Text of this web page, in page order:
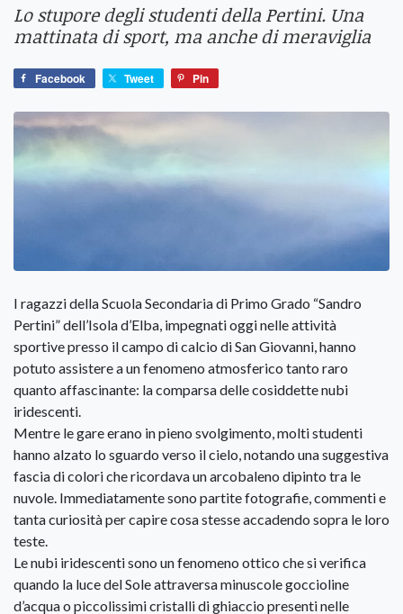
Lo stupore degli studenti della Pertini. Una
mattinata di sport, ma anche di meraviglia
Facebook Tweet Pin
I ragazzi della Scuola Secondaria di Primo Grado “Sandro
Pertini” dell’Isola d’Elba, impegnati oggi nelle attività
sportive presso il campo di calcio di San Giovanni, hanno
potuto assistere a un fenomeno atmosferico tanto raro
quanto affascinante: la comparsa delle cosiddette nubi
iridescenti.
Mentre le gare erano in pieno svolgimento, molti studenti
hanno alzato lo sguardo verso il cielo, notando una suggestiva
fascia di colori che ricordava un arcobaleno dipinto tra le
nuvole. Immediatamente sono partite fotografie, commenti e
tanta curiosità per capire cosa stesse accadendo sopra le loro
teste.
Le nubi iridescenti sono un fenomeno ottico che si verifica
quando la luce del Sole attraversa minuscole goccioline
d’acqua o piccolissimi cristalli di ghiaccio presenti nelle